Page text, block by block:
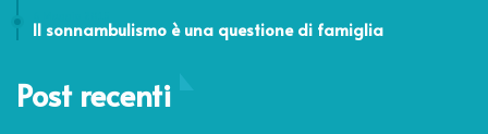
Il sonnambulismo è una questione di famiglia
Post recenti